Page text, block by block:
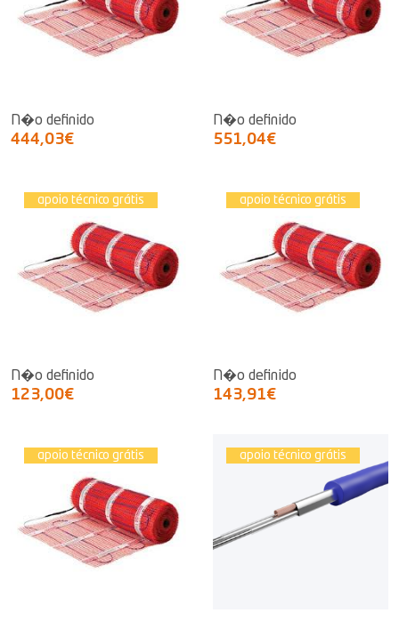
N�o definido
444,03€
N�o definido
551,04€
apoio técnico grátis
N�o definido
123,00€
apoio técnico grátis
N�o definido
143,91€
apoio técnico grátis apoio técnico grátis